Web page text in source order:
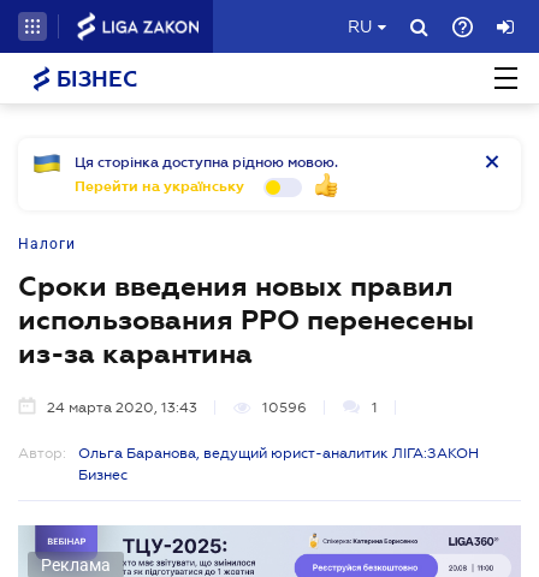
RU
БІЗНЕС
Ця сторінка доступна рідною мовою.
Перейти на українську
Налоги
Сроки введения новых правил
использования РРО перенесены
из-за карантина
24 марта 2020, 13:43 10596 1
Автор:
Ольга Баранова, ведущий юрист-аналитик ЛІГА:ЗАКОН
Бизнес
Реклама